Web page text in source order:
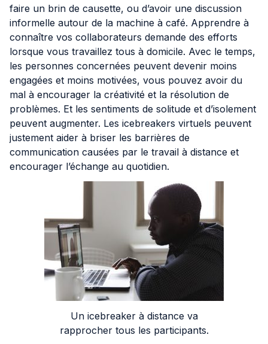
faire un brin de causette, ou d’avoir une discussion
informelle autour de la machine à café. Apprendre à
connaître vos collaborateurs demande des efforts
lorsque vous travaillez tous à domicile. Avec le temps,
les personnes concernées peuvent devenir moins
engagées et moins motivées, vous pouvez avoir du
mal à encourager la créativité et la résolution de
problèmes. Et les sentiments de solitude et d’isolement
peuvent augmenter. Les icebreakers virtuels peuvent
justement aider à briser les barrières de
communication causées par le travail à distance et
encourager l’échange au quotidien.
Un icebreaker à distance va
rapprocher tous les participants.